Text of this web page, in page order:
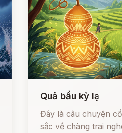
Quả bầu kỳ lạ
Đây là câu chuyện
sắc về chàng trai